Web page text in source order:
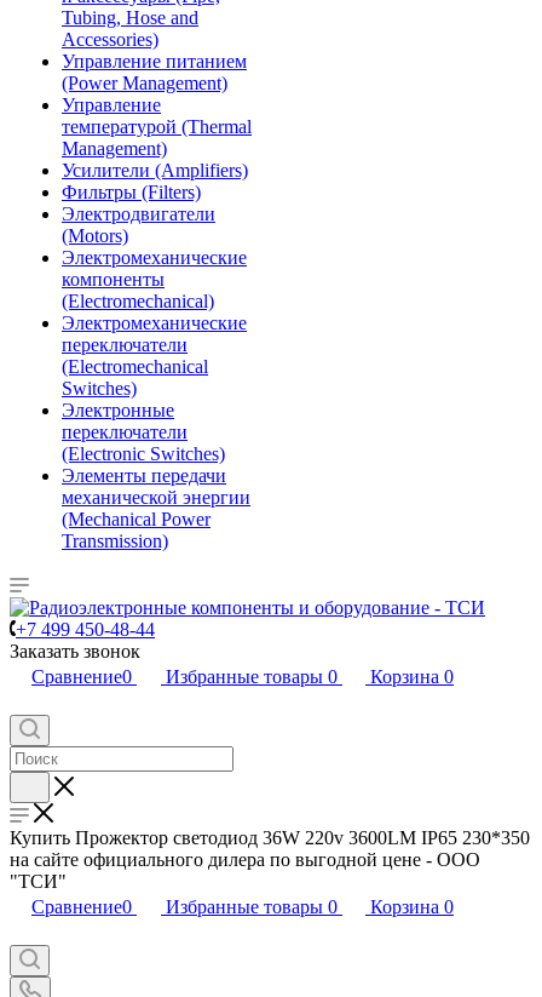
Tubing, Hose and
Accessories)
Управление питанием
(Power Management)
Управление
температурой (Thermal
Management)
Усилители (Amplifiers)
Фильтры (Filters)
Электродвигатели
(Motors)
Электромеханические
компоненты
(Electromechanical)
Электромеханические
переключатели
(Electromechanical
Switches)
Электронные
переключатели
(Electronic Switches)
Элементы передачи
механической энергии
(Mechanical Power
Transmission)
+7 499 450-48-44
Заказать звонок
Сравнение0 Избранные товары 0 Корзина 0
Купить Прожектор светодиод 36W 220v 3600LM IP65 230*350
на сайте официального дилера по выгодной цене - ООО
"ТСИ"
Сравнение0 Избранные товары 0 Корзина 0